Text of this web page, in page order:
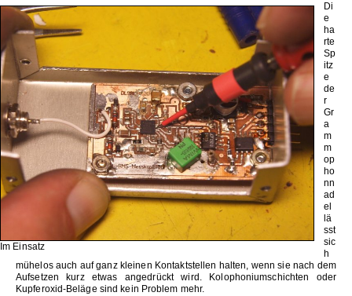
Im Einsatz
Di
e
ha
rte
Sp
itz
e
de
r
Gr
a
m
m
op
ho
nn
ad
el
lä
sst
sic
h
mühelos auch auf ganz kleinen Kontaktstellen halten, wenn sie nach dem
Aufsetzen kurz etwas angedrückt wird. Kolophoniumschichten oder
Kupferoxid-Beläge sind kein Problem mehr.